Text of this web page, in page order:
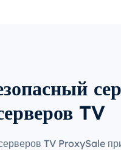
TV
TV ProxySale